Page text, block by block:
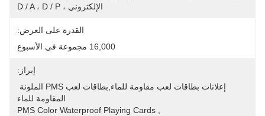
الإلكتروني ، D / A ، D / P
القدرة على العرض:
16,000 مجموعة في الأسبوع
إبراز:
المقاومة للماء
PMS Color Waterproof Playing Cards